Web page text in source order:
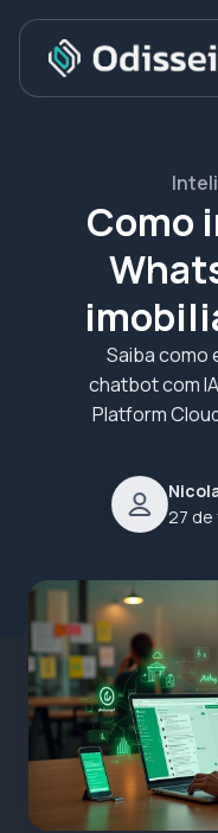
Como
Saiba como
chatbot com
Platform
27 de